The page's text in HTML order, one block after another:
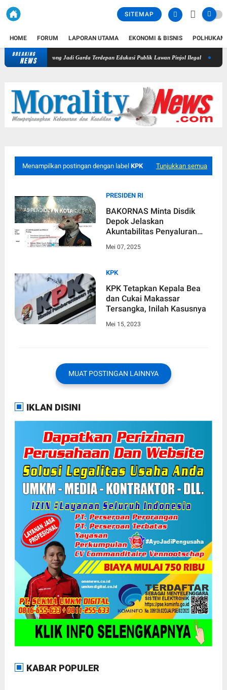
SITEMAP
HOME FORUM LAPORAN UTAMA EKONOMI & BISNIS POLHUKAM
BREAKING
NEWS
Pers Didorong Jadi Garda Terdepan Edukasi Publik Lawan Pinjol Ilegal
Menampilkan postingan dengan label KPK Tunjukkan semua
PRESIDEN RI
BAKORNAS Minta Disdik
Depok Jelaskan
Akuntabilitas Penyaluran
Hingga 2023 Mencapai 166,2
Mei 07, 2025
KPK
KPK Tetapkan Kepala Bea
dan Cukai Makassar
Tersangka, Inilah Kasusnya
Mei 15, 2023
MUAT POSTINGAN LAINNYA
IKLAN DISINI
KABAR POPULER